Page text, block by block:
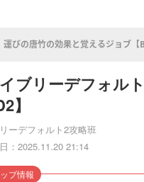
運びの唐竹の効果と覚えるジョブ【
イブリーデフォル
】
ーデフォルト2攻略班
：2025.11.20 21:14
プ情報